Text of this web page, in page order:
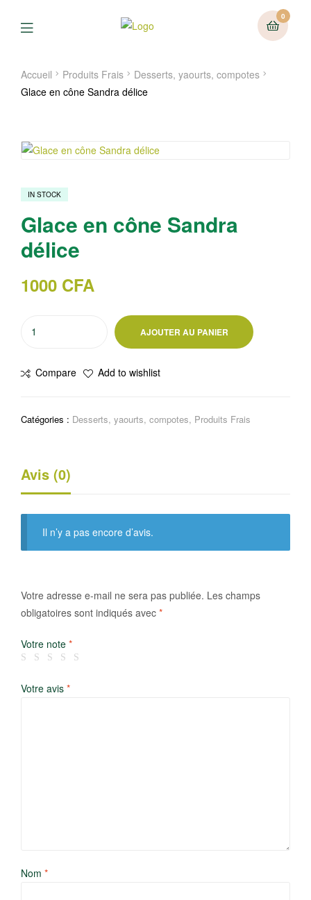
0
Menu
Accueil Produits Frais
Desserts, yaourts, compotes
Glace en cône Sandra délice
IN STOCK
Glace en cône Sandra
délice
1000 CFA
en
délice
AJOUTER AU PANIER
Compare Add to wishlist
Catégories : Desserts, yaourts, compotes, Produits Frais
Avis (0)
Il n’y a pas encore d’avis.
Votre adresse e-mail ne sera pas publiée. Les champs
obligatoires sont indiqués avec *
Votre note *
Votre avis *
Nom *